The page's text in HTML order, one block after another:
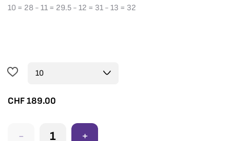
10 = 28 - 11 = 29.5 - 12 = 31 - 13 = 32
CHF189.00
- +